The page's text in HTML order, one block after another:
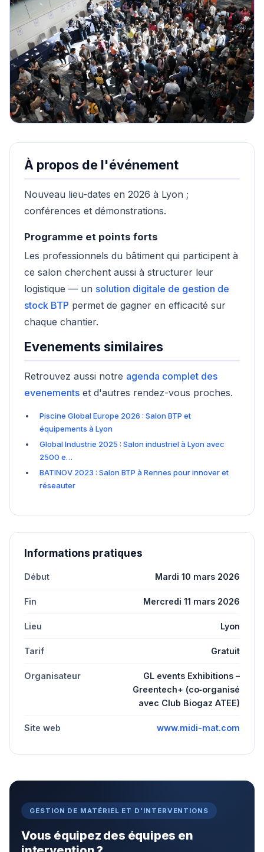
À propos de l'événement
Nouveau lieu-dates en 2026 à Lyon ;
conférences et démonstrations.
Programme et points forts
Les professionnels du bâtiment qui participent à
ce salon cherchent aussi à structurer leur
logistique — un solution digitale de gestion de
stock BTP permet de gagner en efficacité sur
chaque chantier.
Evenements similaires
Retrouvez aussi notre agenda complet des
evenements et d'autres rendez-vous proches.
Piscine Global Europe 2026 : Salon BTP et
équipements à Lyon
Global Industrie 2025 : Salon industriel à Lyon avec
2500 e…
BATINOV 2023 : Salon BTP à Rennes pour innover et
réseauter
Informations pratiques
Début Mardi 10 mars 2026
Fin Mercredi 11 mars 2026
Lieu Lyon
Tarif Gratuit
Organisateur
GL events Exhibitions –
Greentech+ (co‑organisé
avec Club Biogaz ATEE)
Site web www.midi-mat.com
GESTION DE MATÉRIEL ET D'INTERVENTIONS
Vous équipez des équipes en